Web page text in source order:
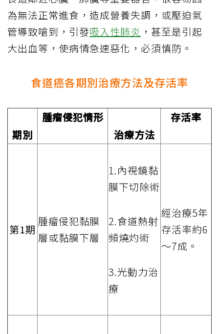
為無法正常進食，造成營養失調，或壓迫氣
管導致嗆到，引發吸入性肺炎 ，甚至是引起
大出血等，使病情急速惡化，必須慎防。
食道癌各期別治療方法及存活率
期別
腫瘤侵犯情形
治療方法
存活率
第1期
腫瘤侵犯黏膜
層或黏膜下層
1.內視鏡黏
膜下切除術
2.食道熱射
頻燒灼術
3.光動力治
療
經治療5年
存活率約6
～7成。